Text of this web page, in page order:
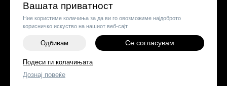
Вашата приватност
Ние користиме колачиња за да ви го овозможиме најдоброто
корисничко искуство на нашиот веб-сајт
Одбивам Се согласувам
Подеси ги колачињата
Дознај повеќе
+
©2026
Поставки за колачиња